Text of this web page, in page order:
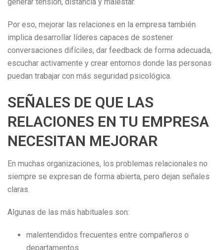
Por eso, mejorar las relaciones en la empresa también
implica desarrollar líderes capaces de sostener
conversaciones difíciles, dar feedback de forma adecuada,
escuchar activamente y crear entornos donde las personas
puedan trabajar con más seguridad psicológica.
SEÑALES DE QUE LAS
RELACIONES EN TU EMPRESA
NECESITAN MEJORAR
En muchas organizaciones, los problemas relacionales no
siempre se expresan de forma abierta, pero dejan señales
claras.
Algunas de las más habituales son:
malentendidos frecuentes entre compañeros o
departamentos